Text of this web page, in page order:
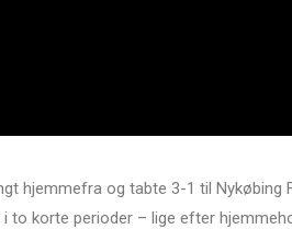
hjemmefra og tabte 3-1 til Nykøbing
to korte perioder – lige efter